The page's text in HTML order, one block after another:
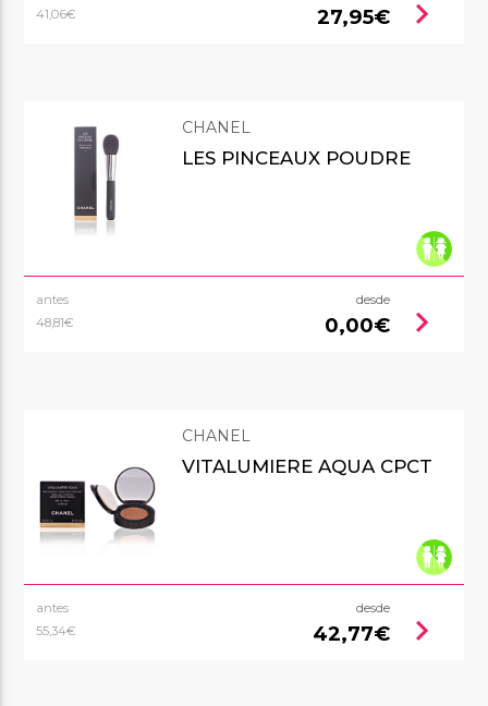
41,06€
27,95€ chevron_right
CHANEL
LES PINCEAUX POUDRE
antes
48,81€
desde
0,00€ chevron_right
CHANEL
VITALUMIERE AQUA CPCT
antes
55,34€
desde
42,77€ chevron_right